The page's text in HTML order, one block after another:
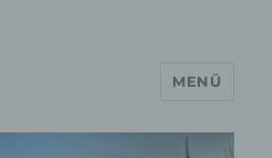
Beratung
MENÜ